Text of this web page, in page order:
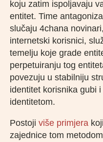
koju zatim ispoljavaju
entitet. Time
slučaju 4chana
internetski korisnici,
temelju koje grade
perpetuiranju tog
povezuju u stabilniju
identitet korisnika gubi
identitetom.
Postoji više primjera
zajednice tom